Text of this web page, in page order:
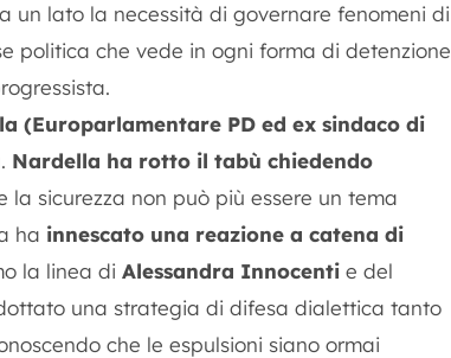
un lato la necessità di governare fenomeni di
politica che vede in ogni forma di detenzione
(Europarlamentare PD ed ex sindaco di
Nardella ha rotto il tabù chiedendo
la sicurezza non può più essere un tema
ha innescato una reazione a catena di
la linea di Alessandra Innocenti e del
una strategia di difesa dialettica tanto
che le espulsioni siano ormai